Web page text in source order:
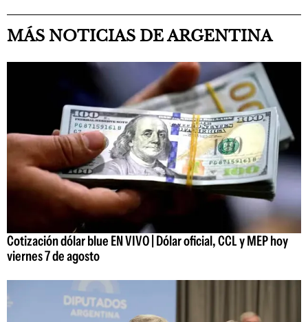
MÁS NOTICIAS DE ARGENTINA
Cotización dólar blue EN VIVO | Dólar oficial, CCL y MEP hoy
viernes 7 de agosto